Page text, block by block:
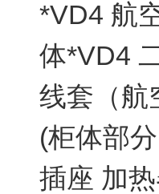
*VD4 航
体*VD4
线套（航
(柜体部
插座 加